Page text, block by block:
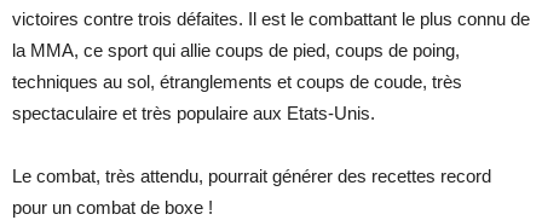
victoires contre trois défaites. Il est le combattant le plus connu de
la MMA, ce sport qui allie coups de pied, coups de poing,
techniques au sol, étranglements et coups de coude, très
spectaculaire et très populaire aux Etats-Unis.
Le combat, très attendu, pourrait générer des recettes record
pour un combat de boxe !